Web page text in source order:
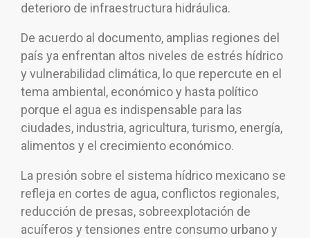
deterioro de infraestructura hidráulica.
De acuerdo al documento, amplias regiones del
país ya enfrentan altos niveles de estrés hídrico
y vulnerabilidad climática, lo que repercute en el
tema ambiental, económico y hasta político
porque el agua es indispensable para las
ciudades, industria, agricultura, turismo, energía,
alimentos y el crecimiento económico.
La presión sobre el sistema hídrico mexicano se
refleja en cortes de agua, conflictos regionales,
reducción de presas, sobreexplotación de
acuíferos y tensiones entre consumo urbano y